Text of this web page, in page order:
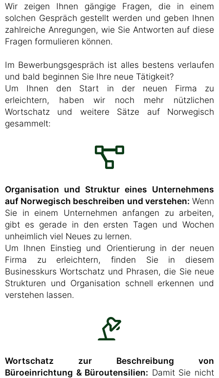
Wir zeigen Ihnen gängige Fragen, die in einem
solchen Gespräch gestellt werden und geben Ihnen
zahlreiche Anregungen, wie Sie Antworten auf diese
Fragen formulieren können.
Im Bewerbungsgespräch ist alles bestens verlaufen
und bald beginnen Sie Ihre neue Tätigkeit?
Um Ihnen den Start in der neuen Firma zu
erleichtern, haben wir noch mehr nützlichen
Wortschatz und weitere Sätze auf Norwegisch
gesammelt:
Organisation und Struktur eines Unternehmens
auf Norwegisch beschreiben und verstehen: Wenn
Sie in einem Unternehmen anfangen zu arbeiten,
gibt es gerade in den ersten Tagen und Wochen
unheimlich viel Neues zu lernen.
Um Ihnen Einstieg und Orientierung in der neuen
Firma zu erleichtern, finden Sie in diesem
Businesskurs Wortschatz und Phrasen, die Sie neue
Strukturen und Organisation schnell erkennen und
verstehen lassen.
Wortschatz zur Beschreibung von
Büroeinrichtung & Büroutensilien: Damit Sie nicht